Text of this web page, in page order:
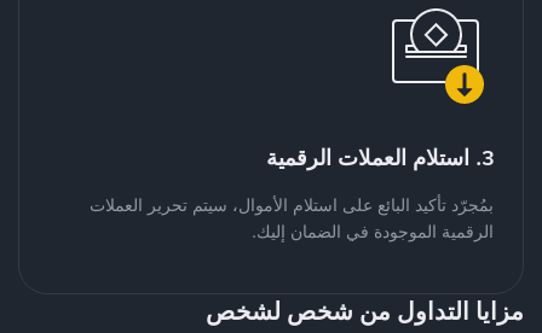
3. استلام العملات الرقمية
بمُجرّد تأكيد البائع على استلام الأموال، سيتم تحرير العملات
الرقمية الموجودة في الضمان إليك.
مزايا التداول من شخص لشخص